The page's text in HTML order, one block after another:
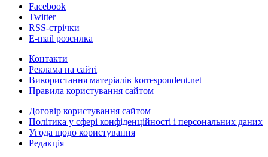
Facebook
Twitter
RSS-стрічки
E-mail розсилка
Контакти
Реклама на сайті
Використання матеріалів korrespondent.net
Правила користування сайтом
Договір користування сайтом
Політика у сфері конфіденційності і персональних даних
Угода щодо користування
Редакція